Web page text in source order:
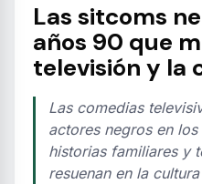
Las sitcoms
años 90 que
televisión y la
Las comedias
actores negros en
historias familiares y
resuenan en la